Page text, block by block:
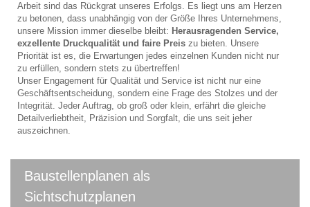
Arbeit sind das Rückgrat unseres Erfolgs. Es liegt uns am Herzen
zu betonen, dass unabhängig von der Größe Ihres Unternehmens,
unsere Mission immer dieselbe bleibt: Herausragenden Service,
exzellente Druckqualität und faire Preis zu bieten. Unsere
Priorität ist es, die Erwartungen jedes einzelnen Kunden nicht nur
zu erfüllen, sondern stets zu übertreffen!
Unser Engagement für Qualität und Service ist nicht nur eine
Geschäftsentscheidung, sondern eine Frage des Stolzes und der
Integrität. Jeder Auftrag, ob groß oder klein, erfährt die gleiche
Detailverliebtheit, Präzision und Sorgfalt, die uns seit jeher
auszeichnen.
Baustellenplanen als
Sichtschutzplanen